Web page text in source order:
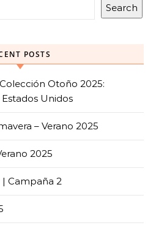
Search
POSTS
Otoño 2025:
Unidos
– Verano 2025
2025
| Campaña 2